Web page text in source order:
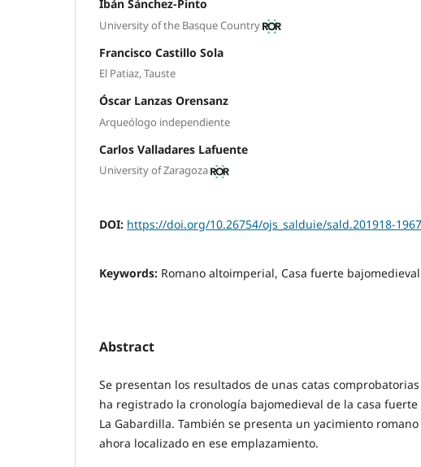
Ibán Sánchez-Pinto
University of the Basque Country
Francisco Castillo Sola
El Patiaz, Tauste
Óscar Lanzas Orensanz
Arqueólogo independiente
Carlos Valladares Lafuente
University of Zaragoza
DOI: https://doi.org/10.26754/ojs_salduie/sald.201918-
Keywords: Romano altoimperial, Casa fuerte bajomedieval
Abstract
Se presentan los resultados de unas catas
ha registrado la cronología bajomedieval de la casa fuerte
La Gabardilla. También se presenta un yacimiento
ahora localizado en ese emplazamiento.